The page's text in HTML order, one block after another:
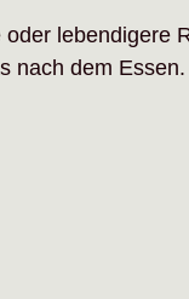
lebendigere
nach dem Essen.